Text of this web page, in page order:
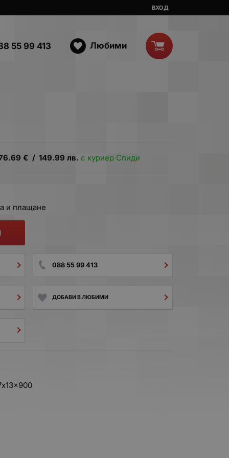
ВХОД
55 99 413 Любими
€ / 149.99 лв. с куриер Спиди
и плащане
088 55 99 413
ДОБАВИ В ЛЮБИМИ